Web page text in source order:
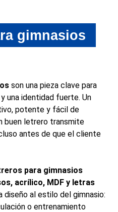
gimnasios
son una pieza clave para
una identidad fuerte. Un
potente y fácil de
buen letrero transmite
antes de que el cliente
para gimnasios
acrílico, MDF y letras
diseño al estilo del gimnasio:
o entrenamiento